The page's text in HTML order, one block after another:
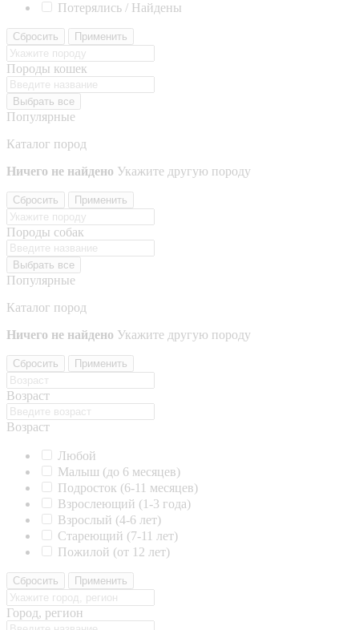
Потерялись / Найдены
Сбросить Применить
Породы кошек
Выбрать все
Популярные
Каталог пород
Ничего не найдено Укажите другую породу
Сбросить Применить
Породы собак
Выбрать все
Популярные
Каталог пород
Ничего не найдено Укажите другую породу
Сбросить Применить
Возраст
Возраст
Любой
Малыш (до 6 месяцев)
Подросток (6-11 месяцев)
Взрослеющий (1-3 года)
Взрослый (4-6 лет)
Стареющий (7-11 лет)
Пожилой (от 12 лет)
Сбросить Применить
Город, регион